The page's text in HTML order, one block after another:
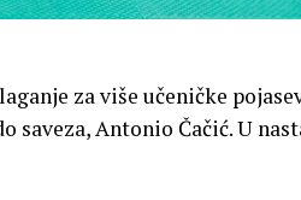
za više učeničke
Antonio Čačić. U